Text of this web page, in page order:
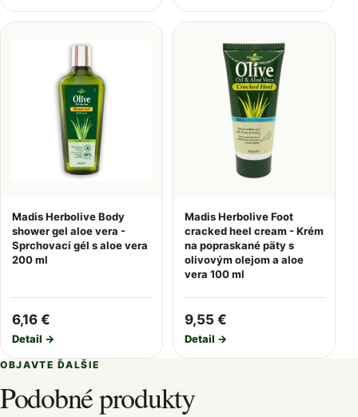
Madis Herbolive Body
shower gel aloe vera -
Sprchovací gél s aloe vera
200 ml
6,16 €
Detail →
Madis Herbolive Foot
cracked heel cream - Krém
na popraskané päty s
olivovým olejom a aloe
vera 100 ml
9,55 €
Detail →
OBJAVTE ĎALŠIE
Podobné produkty